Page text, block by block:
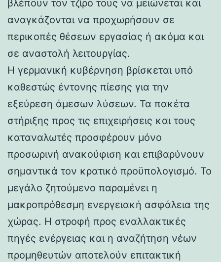
βλέπουν τον τζίρο τους να μειώνεται και
αναγκάζονται να προχωρήσουν σε
περικοπές θέσεων εργασίας ή ακόμα και
σε αναστολή λειτουργίας.
Η γερμανική κυβέρνηση βρίσκεται υπό
καθεστώς έντονης πίεσης για την
εξεύρεση άμεσων λύσεων. Τα πακέτα
στήριξης προς τις επιχειρήσεις και τους
καταναλωτές προσφέρουν μόνο
προσωρινή ανακούφιση και επιβαρύνουν
σημαντικά τον κρατικό προϋπολογισμό. Το
μεγάλο ζητούμενο παραμένει η
μακροπρόθεσμη ενεργειακή ασφάλεια της
χώρας. Η στροφή προς εναλλακτικές
πηγές ενέργειας και η αναζήτηση νέων
προμηθευτών αποτελούν επιτακτική